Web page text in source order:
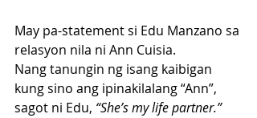
May pa-statement si Edu Manzano sa
relasyon nila ni Ann Cuisia.
Nang tanungin ng isang kaibigan
kung sino ang ipinakilalang “Ann”,
sagot ni Edu, “She’s my life partner.”